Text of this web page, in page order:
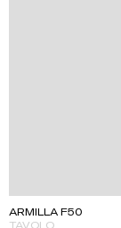
ARMILLA F50
TAVOLO